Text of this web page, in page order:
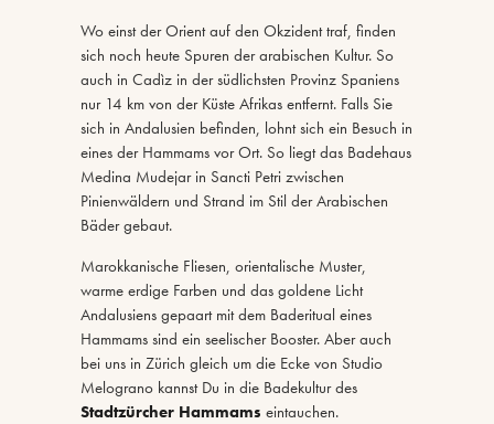
Wo einst der Orient auf den Okzident traf, finden
sich noch heute Spuren der arabischen Kultur. So
auch in Cadìz in der südlichsten Provinz Spaniens
nur 14 km von der Küste Afrikas entfernt. Falls Sie
sich in Andalusien befinden, lohnt sich ein Besuch in
eines der Hammams vor Ort. So liegt das Badehaus
Medina Mudejar in Sancti Petri zwischen
Pinienwäldern und Strand im Stil der Arabischen
Bäder gebaut.
Marokkanische Fliesen, orientalische Muster,
warme erdige Farben und das goldene Licht
Andalusiens gepaart mit dem Baderitual eines
Hammams sind ein seelischer Booster. Aber auch
bei uns in Zürich gleich um die Ecke von Studio
Melograno kannst Du in die Badekultur des
Stadtzürcher Hammams eintauchen.